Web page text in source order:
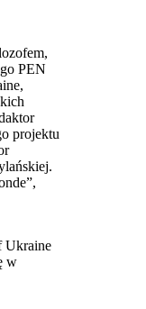
PEN
projektu
Ukraine
w